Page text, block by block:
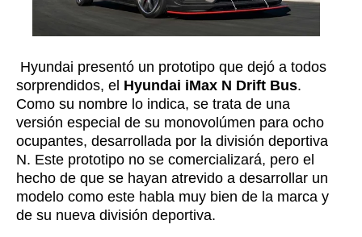
Hyundai presentó un prototipo que dejó a todos
sorprendidos, el Hyundai iMax N Drift Bus.
Como su nombre lo indica, se trata de una
versión especial de su monovolúmen para ocho
ocupantes, desarrollada por la división deportiva
N. Este prototipo no se comercializará, pero el
hecho de que se hayan atrevido a desarrollar un
modelo como este habla muy bien de la marca y
de su nueva división deportiva.